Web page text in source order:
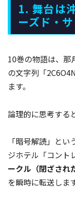
1. 舞台は
ーズド・
10巻の物語は、那
の文字列「
ます。
論理的に思考する
「暗号解読」と
ジホテル「コント
ークル（閉ざされ
を瞬時に転送します